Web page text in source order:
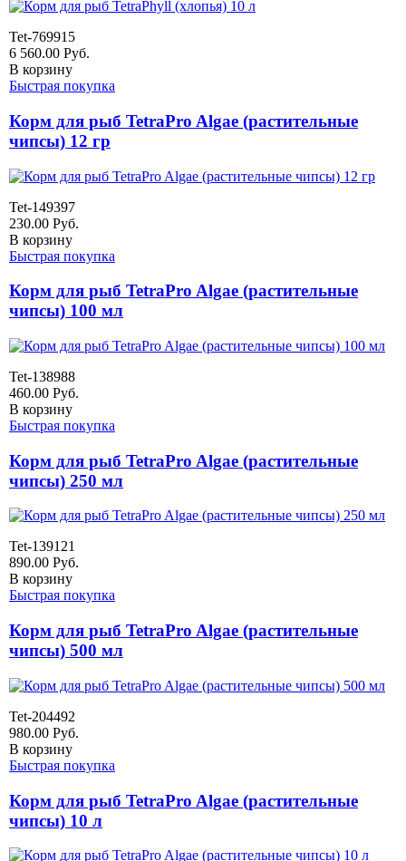
Tet-769915
6 560.00 Руб.
В корзину
Быстрая покупка
Корм для рыб TetraPro Algae (растительные
чипсы) 12 гр
Tet-149397
230.00 Руб.
В корзину
Быстрая покупка
Корм для рыб TetraPro Algae (растительные
чипсы) 100 мл
Tet-138988
460.00 Руб.
В корзину
Быстрая покупка
Корм для рыб TetraPro Algae (растительные
чипсы) 250 мл
Tet-139121
890.00 Руб.
В корзину
Быстрая покупка
Корм для рыб TetraPro Algae (растительные
чипсы) 500 мл
Tet-204492
980.00 Руб.
В корзину
Быстрая покупка
Корм для рыб TetraPro Algae (растительные
чипсы) 10 л